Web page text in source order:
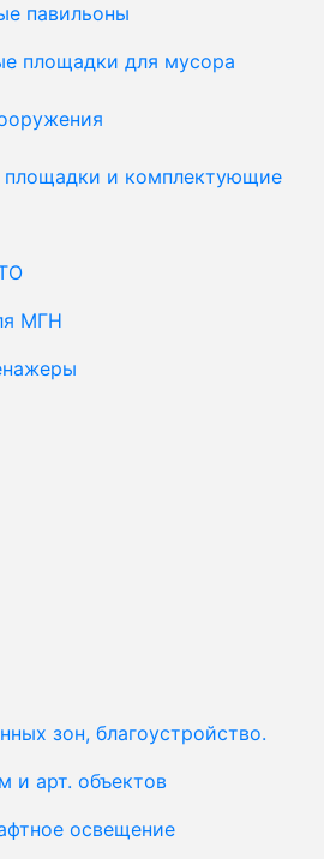
павильоны
площадки для мусора
площадки и комплектующие
МГН
зон, благоустройство.
и арт. объектов
освещение